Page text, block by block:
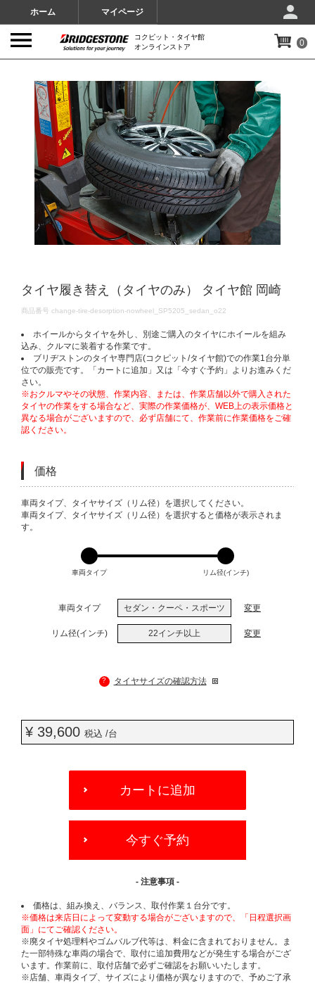
ホーム マイページ
コクピット・タイヤ館
オンラインストア
0
タイヤ履き替え（タイヤのみ） タイヤ館 岡崎
DETAILS
商品番号 change-tire-desorption-nowheel_SP5205_sedan_o22
ホイールからタイヤを外し、別途ご購入のタイヤにホイールを組み
込み、クルマに装着する作業です。
ブリヂストンのタイヤ専門店(コクピット/タイヤ館)での作業1台分単
位での販売です。「カートに追加」又は「今すぐ予約」よりお進みくだ
さい。
※おクルマやその状態、作業内容、または、作業店舗以外で購入された
タイヤの作業をする場合など、実際の作業価格が、WEB上の表示価格と
異なる場合がございますので、必ず店舗にて、作業前に作業価格をご確
認ください。
価格
VARIATIONS
車両タイプ、タイヤサイズ（リム径）を選択してください。
車両タイプ、タイヤサイズ（リム径）を選択すると価格が表示されま
す。
車両タイプ リム径(インチ)
車両タイプ セダン・クーペ・スポーツ 変更
リム径(インチ) 22インチ以上 変更
? タイヤサイズの確認方法
¥ 39,600 税込 /台
OPTIONS
カートに追加
今すぐ予約
- 注意事項 -
価格は、組み換え、バランス、取付作業１台分です。
※価格は来店日によって変動する場合がございますので、「日程選択画
面」にてご確認ください。
※廃タイヤ処理料やゴムバルブ代等は、料金に含まれておりません。ま
た一部特殊な車両の場合で、取付に追加費用などが発生する場合がござ
います。作業前に、取付店舗で必ずご確認をお願いいたします。
※店舗、車両タイプ、サイズにより価格が異なりますので、予めご了承